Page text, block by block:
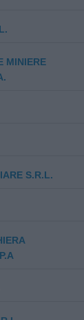
MINIERE
S.R.L.